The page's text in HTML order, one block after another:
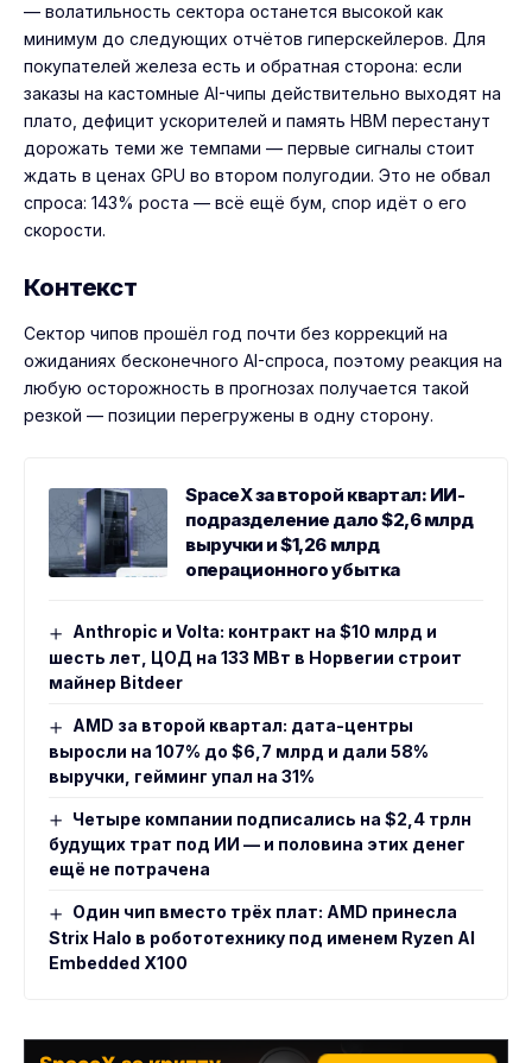
— волатильность сектора останется высокой как
минимум до следующих отчётов гиперскейлеров. Для
покупателей железа есть и обратная сторона: если
заказы на кастомные AI-чипы действительно выходят на
плато, дефицит ускорителей и память HBM перестанут
дорожать теми же темпами — первые сигналы стоит
ждать в ценах GPU во втором полугодии. Это не обвал
спроса: 143% роста — всё ещё бум, спор идёт о его
скорости.
Контекст
Сектор чипов прошёл год почти без коррекций на
ожиданиях бесконечного AI-спроса, поэтому реакция на
любую осторожность в прогнозах получается такой
резкой — позиции перегружены в одну сторону.
SpaceX за второй квартал: ИИ-
подразделение дало $2,6 млрд
выручки и $1,26 млрд
операционного убытка
Anthropic и Volta: контракт на $10 млрд и
шесть лет, ЦОД на 133 МВт в Норвегии строит
майнер Bitdeer
AMD за второй квартал: дата-центры
выросли на 107% до $6,7 млрд и дали 58%
выручки, гейминг упал на 31%
Четыре компании подписались на $2,4 трлн
будущих трат под ИИ — и половина этих денег
ещё не потрачена
Один чип вместо трёх плат: AMD принесла
Strix Halo в робототехнику под именем Ryzen AI
Embedded X100